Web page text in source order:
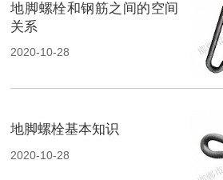
地脚螺栓和钢筋之间的空间
关系
2020-10-28
地脚螺栓基本知识
2020-10-28